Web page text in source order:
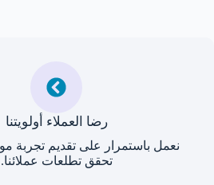
رضا العملاء أولويتنا
نعمل باستمرار على تقديم تجربة
تحقق تطلعات عملائنا.